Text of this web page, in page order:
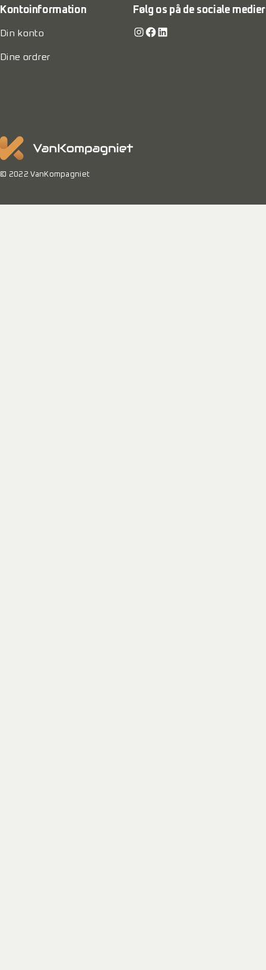
Kontoinformation
Din konto
Dine ordrer
Følg os på de sociale medier
Instagram Facebook LinkedIn
© 2022 VanKompagniet